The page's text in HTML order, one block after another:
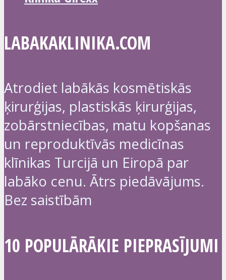
LABAKAKLINIKA.COM
Atrodiet labākās kosmētiskās
ķirurģijas, plastiskās ķirurģijas,
zobārstniecības, matu kopšanas
un reproduktīvās medicīnas
klīnikas Turcijā un Eiropā par
labāko cenu. Ātrs piedāvājums.
Bez saistībām
10 POPULĀRĀKIE PIEPRASĪJUMI